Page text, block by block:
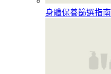
身體保養篩選指南